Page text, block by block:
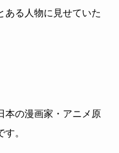
ある人物に見せていた
本の漫画家・アニメ原
。